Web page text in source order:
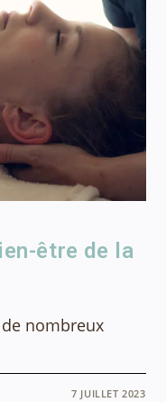
être de la
nombreux
7 JUILLET 2023